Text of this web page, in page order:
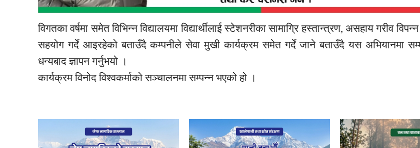
विगतका वर्षमा समेत विभिन्न विद्यालयमा विद्यार्थीलाई स्टेशनरीका सामाग्रि हस्तान्त्रण, असहाय गरीव
सहयोग गर्दे आइरहेको बताउँदै कम्पनीले सेवा मुखी कार्यक्रम समेत गर्दे जाने बताउँदै यस अभियानमा
धन्यबाद ज्ञापन गर्नुभयो ।
कार्यक्रम विनोद विश्वकर्माको सञ्चालनमा सम्पन्न भएको हो ।